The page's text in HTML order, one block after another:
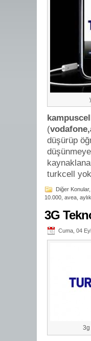
(
düşürüp
turkcell
Diğer Konular,
10.000 avea aylık
3G
Cuma, 04
3g